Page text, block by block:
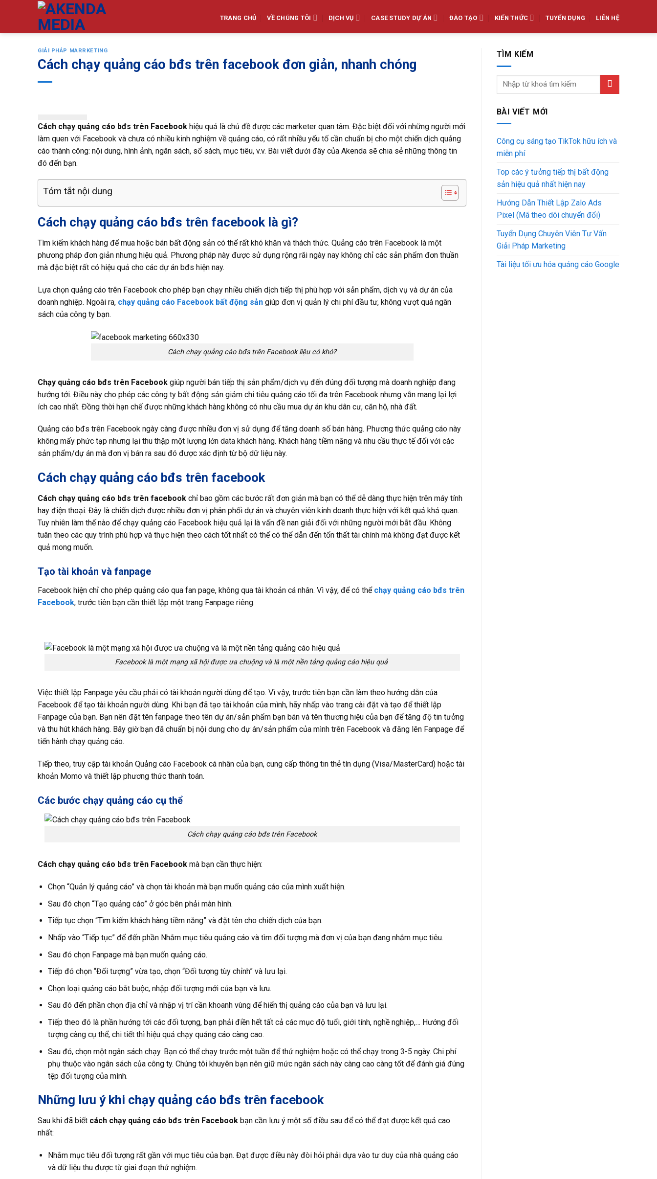
TRANG CHỦ VỀ CHÚNG TÔI DỊCH VỤ CASE STUDY DỰ ÁN ĐÀO TẠO KIẾN THỨC TUYỂN DỤNG LIÊN HỆ
GIẢI PHÁP MARRKETING
Cách chạy quảng cáo bđs trên facebook đơn giản, nhanh chóng
Cách chạy quảng cáo bđs trên Facebook hiệu quả là chủ đề được các marketer quan tâm. Đặc biệt đối với những người mới
làm quen với Facebook và chưa có nhiều kinh nghiệm về quảng cáo, có rất nhiều yếu tố cần chuẩn bị cho một chiến dịch quảng
cáo thành công: nội dung, hình ảnh, ngân sách, sổ sách, mục tiêu, v.v. Bài viết dưới đây của Akenda sẽ chia sẻ những thông tin
đó đến bạn.
Tóm tắt nội dung
Cách chạy quảng cáo bđs trên facebook là gì?
Tìm kiếm khách hàng để mua hoặc bán bất động sản có thể rất khó khăn và thách thức. Quảng cáo trên Facebook là một
phương pháp đơn giản nhưng hiệu quả. Phương pháp này được sử dụng rộng rãi ngày nay không chỉ các sản phẩm đơn thuần
mà đặc biệt rất có hiệu quả cho các dự án bđs hiện nay.
Lựa chọn quảng cáo trên Facebook cho phép bạn chạy nhiều chiến dịch tiếp thị phù hợp với sản phẩm, dịch vụ và dự án của
doanh nghiệp. Ngoài ra, chạy quảng cáo Facebook bất động sản giúp đơn vị quản lý chi phí đầu tư, không vượt quá ngân
sách của công ty bạn.
Cách chạy quảng cáo bđs trên Facebook liệu có khó?
Chạy quảng cáo bđs trên Facebook giúp người bán tiếp thị sản phẩm/dịch vụ đến đúng đối tượng mà doanh nghiệp đang
hướng tới. Điều này cho phép các công ty bất động sản giảm chi tiêu quảng cáo tối đa trên Facebook nhưng vẫn mang lại lợi
ích cao nhất. Đồng thời hạn chế được những khách hàng không có nhu cầu mua dự án khu dân cư, căn hộ, nhà đất.
Quảng cáo bđs trên Facebook ngày càng được nhiều đơn vị sử dụng để tăng doanh số bán hàng. Phương thức quảng cáo này
không mấy phức tạp nhưng lại thu thập một lượng lớn data khách hàng. Khách hàng tiềm năng và nhu cầu thực tế đối với các
sản phẩm/dự án mà đơn vị bán ra sau đó được xác định từ bộ dữ liệu này.
Cách chạy quảng cáo bđs trên facebook
Cách chạy quảng cáo bđs trên facebook chỉ bao gồm các bước rất đơn giản mà bạn có thể dễ dàng thực hiện trên máy tính
hay điện thoại. Đây là chiến dịch được nhiều đơn vị phân phối dự án và chuyên viên kinh doanh thực hiện với kết quả khả quan.
Tuy nhiên làm thế nào để chạy quảng cáo Facebook hiệu quả lại là vấn đề nan giải đối với những người mới bắt đầu. Không
tuân theo các quy trình phù hợp và thực hiện theo cách tốt nhất có thể có thể dẫn đến tổn thất tài chính mà không đạt được kết
quả mong muốn.
Tạo tài khoản và fanpage
Facebook hiện chỉ cho phép quảng cáo qua fan page, không qua tài khoản cá nhân. Vì vậy, để có thể chạy quảng cáo bđs trên
Facebook, trước tiên bạn cần thiết lập một trang Fanpage riêng.
Facebook là một mạng xã hội được ưa chuộng và là một nền tảng quảng cáo hiệu quả
Việc thiết lập Fanpage yêu cầu phải có tài khoản người dùng để tạo. Vì vậy, trước tiên bạn cần làm theo hướng dẫn của
Facebook để tạo tài khoản người dùng. Khi bạn đã tạo tài khoản của mình, hãy nhấp vào trang cài đặt và tạo để thiết lập
Fanpage của bạn. Bạn nên đặt tên fanpage theo tên dự án/sản phẩm bạn bán và tên thương hiệu của bạn để tăng độ tin tưởng
và thu hút khách hàng. Bây giờ bạn đã chuẩn bị nội dung cho dự án/sản phẩm của mình trên Facebook và đăng lên Fanpage để
tiến hành chạy quảng cáo.
Tiếp theo, truy cập tài khoản Quảng cáo Facebook cá nhân của bạn, cung cấp thông tin thẻ tín dụng (Visa/MasterCard) hoặc tài
khoản Momo và thiết lập phương thức thanh toán.
Các bước chạy quảng cáo cụ thể
Cách chạy quảng cáo bđs trên Facebook
Cách chạy quảng cáo bđs trên Facebook mà bạn cần thực hiện:
Chọn “Quản lý quảng cáo” và chọn tài khoản mà bạn muốn quảng cáo của mình xuất hiện.
Sau đó chọn “Tạo quảng cáo” ở góc bên phải màn hình.
Tiếp tục chọn “Tìm kiếm khách hàng tiềm năng” và đặt tên cho chiến dịch của bạn.
Nhấp vào “Tiếp tục” để đến phần Nhắm mục tiêu quảng cáo và tìm đối tượng mà đơn vị của bạn đang nhắm mục tiêu.
Sau đó chọn Fanpage mà bạn muốn quảng cáo.
Tiếp đó chọn “Đối tượng” vừa tạo, chọn “Đối tượng tùy chỉnh” và lưu lại.
Chọn loại quảng cáo bắt buộc, nhập đối tượng mới của bạn và lưu.
Sau đó đến phần chọn địa chỉ và nhập vị trí cần khoanh vùng để hiển thị quảng cáo của bạn và lưu lại.
Tiếp theo đó là phần hướng tới các đối tượng, bạn phải điền hết tất cả các mục độ tuổi, giới tính, nghề nghiệp,… Hướng đối
tượng càng cụ thể, chi tiết thì hiệu quả chạy quảng cáo càng cao.
Sau đó, chọn một ngân sách chạy. Bạn có thể chạy trước một tuần để thử nghiệm hoặc có thể chạy trong 3-5 ngày. Chi phí
phụ thuộc vào ngân sách của công ty. Chúng tôi khuyên bạn nên giữ mức ngân sách này càng cao càng tốt để đánh giá đúng
tệp đối tượng của mình.
Những lưu ý khi chạy quảng cáo bđs trên facebook
Sau khi đã biết cách chạy quảng cáo bđs trên Facebook bạn cần lưu ý một số điều sau để có thể đạt được kết quả cao
nhất:
Nhắm mục tiêu đối tượng rất gần với mục tiêu của bạn. Đạt được điều này đòi hỏi phải dựa vào tư duy của nhà quảng cáo
và dữ liệu thu được từ giai đoạn thử nghiệm.
TÌM KIẾM
BÀI VIẾT MỚI
Công cụ sáng tạo TikTok hữu ích và
miễn phí
Top các ý tưởng tiếp thị bất động
sản hiệu quả nhất hiện nay
Hướng Dẫn Thiết Lập Zalo Ads
Pixel (Mã theo dõi chuyển đổi)
Tuyển Dụng Chuyên Viên Tư Vấn
Giải Pháp Marketing
Tài liệu tối ưu hóa quảng cáo Google